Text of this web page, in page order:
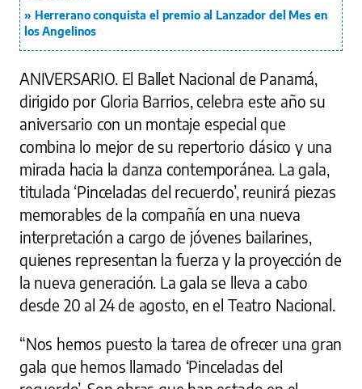
Herrerano conquista el premio al Lanzador del Mes en
los Angelinos
ANIVERSARIO. El Ballet Nacional de Panamá,
dirigido por Gloria Barrios, celebra este año su
aniversario con un montaje especial que
combina lo mejor de su repertorio clásico y una
mirada hacia la danza contemporánea. La gala,
titulada ‘Pinceladas del recuerdo’, reunirá piezas
memorables de la compañía en una nueva
interpretación a cargo de jóvenes bailarines,
quienes representan la fuerza y la proyección de
la nueva generación. La gala se lleva a cabo
desde 20 al 24 de agosto, en el Teatro Nacional.
“Nos hemos puesto la tarea de ofrecer una gran
gala que hemos llamado ‘Pinceladas del